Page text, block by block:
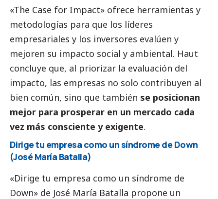
«The Case for Impact» ofrece herramientas y
metodologías para que los líderes
empresariales y los inversores evalúen y
mejoren su impacto social y ambiental. Haut
concluye que, al priorizar la evaluación del
impacto, las empresas no solo contribuyen al
bien común, sino que también se posicionan
mejor para prosperar en un mercado cada
vez más consciente y exigente.
Dirige tu empresa como un síndrome de Down
(José María Batalla)
«Dirige tu empresa como un síndrome de
Down» de José María Batalla propone un